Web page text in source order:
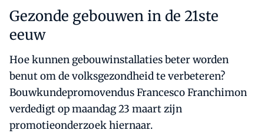
Gezonde gebouwen in de 21ste
eeuw
Hoe kunnen gebouwinstallaties beter worden
benut om de volksgezondheid te verbeteren?
Bouwkundepromovendus Francesco Franchimon
verdedigt op maandag 23 maart zijn
promotieonderzoek hiernaar.